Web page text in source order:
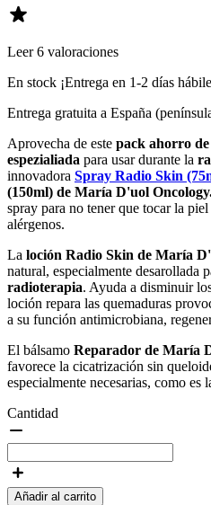
Leer 6 valoraciones
En stock ¡Entrega en 1-2 días
Entrega gratuita a España
Aprovecha de este pack ahorro de
espezialiada para usar durante la
innovadora Spray Radio Skin
(150ml) de María D'uol
spray para no tener que tocar la
alérgenos.
La loción Radio Skin de María
natural, especialmente desarollada
radioterapia. Ayuda a disminuir
loción repara las quemaduras
a su función antimicrobiana,
El bálsamo Reparador de María
favorece la cicatrización sin
especialmente necesarias, como es
Cantidad
Añadir al carrito